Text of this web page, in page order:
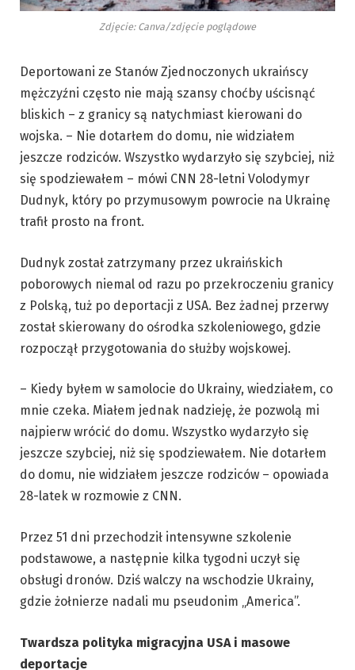
Zdjęcie: Canva/zdjęcie poglądowe
Deportowani ze Stanów Zjednoczonych ukraińscy
mężczyźni często nie mają szansy choćby uścisnąć
bliskich – z granicy są natychmiast kierowani do
wojska. – Nie dotarłem do domu, nie widziałem
jeszcze rodziców. Wszystko wydarzyło się szybciej, niż
się spodziewałem – mówi CNN 28-letni Volodymyr
Dudnyk, który po przymusowym powrocie na Ukrainę
trafił prosto na front.
Dudnyk został zatrzymany przez ukraińskich
poborowych niemal od razu po przekroczeniu granicy
z Polską, tuż po deportacji z USA. Bez żadnej przerwy
został skierowany do ośrodka szkoleniowego, gdzie
rozpoczął przygotowania do służby wojskowej.
– Kiedy byłem w samolocie do Ukrainy, wiedziałem, co
mnie czeka. Miałem jednak nadzieję, że pozwolą mi
najpierw wrócić do domu. Wszystko wydarzyło się
jeszcze szybciej, niż się spodziewałem. Nie dotarłem
do domu, nie widziałem jeszcze rodziców – opowiada
28-latek w rozmowie z CNN.
Przez 51 dni przechodził intensywne szkolenie
podstawowe, a następnie kilka tygodni uczył się
obsługi dronów. Dziś walczy na wschodzie Ukrainy,
gdzie żołnierze nadali mu pseudonim „America”.
Twardsza polityka migracyjna USA i masowe
deportacje